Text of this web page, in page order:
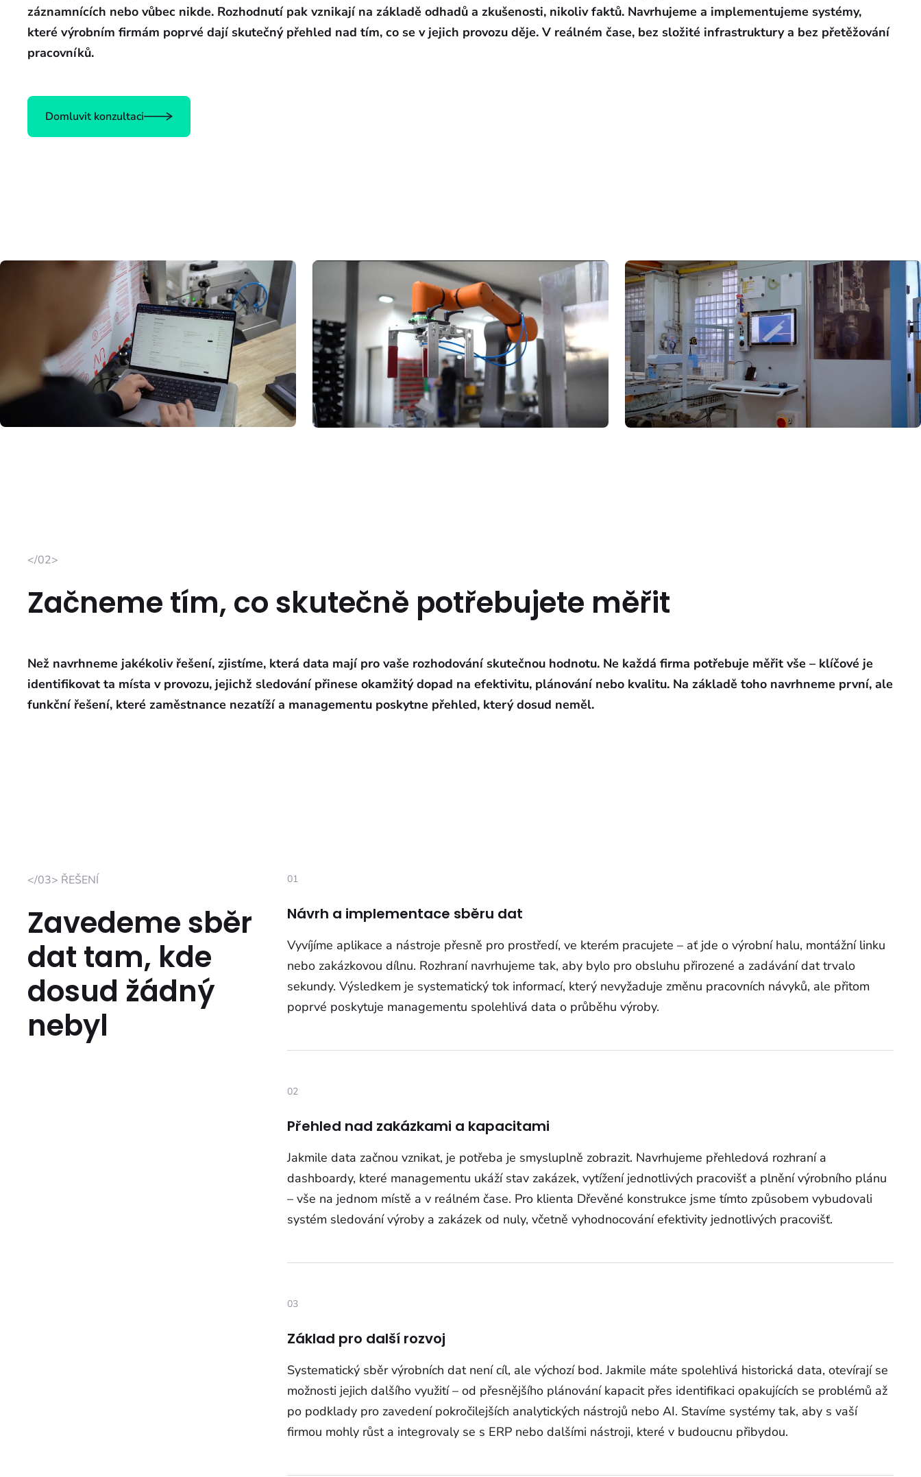
záznamnících nebo vůbec nikde. Rozhodnutí pak vznikají na základě odhadů a zkušenosti, nikoliv faktů. Navrhujeme a implementujeme systémy,
které výrobním firmám poprvé dají skutečný přehled nad tím, co se v jejich provozu děje. V reálném čase, bez složité infrastruktury a bez přetěžování
pracovníků.
Domluvit konzultaci
</02>
Začneme tím, co skutečně potřebujete měřit
Než navrhneme jakékoliv řešení, zjistíme, která data mají pro vaše rozhodování skutečnou hodnotu. Ne každá firma potřebuje měřit vše – klíčové je
identifikovat ta místa v provozu, jejichž sledování přinese okamžitý dopad na efektivitu, plánování nebo kvalitu. Na základě toho navrhneme první, ale
funkční řešení, které zaměstnance nezatíží a managementu poskytne přehled, který dosud neměl.
</03> ŘEŠENÍ
Zavedeme sběr
dat tam, kde
dosud žádný
nebyl
01
Návrh a implementace sběru dat
Vyvíjíme aplikace a nástroje přesně pro prostředí, ve kterém pracujete – ať jde o výrobní halu, montážní linku
nebo zakázkovou dílnu. Rozhraní navrhujeme tak, aby bylo pro obsluhu přirozené a zadávání dat trvalo
sekundy. Výsledkem je systematický tok informací, který nevyžaduje změnu pracovních návyků, ale přitom
poprvé poskytuje managementu spolehlivá data o průběhu výroby.
02
Přehled nad zakázkami a kapacitami
Jakmile data začnou vznikat, je potřeba je smysluplně zobrazit. Navrhujeme přehledová rozhraní a
dashboardy, které managementu ukáží stav zakázek, vytížení jednotlivých pracovišť a plnění výrobního plánu
– vše na jednom místě a v reálném čase. Pro klienta Dřevěné konstrukce jsme tímto způsobem vybudovali
systém sledování výroby a zakázek od nuly, včetně vyhodnocování efektivity jednotlivých pracovišť.
03
Základ pro další rozvoj
Systematický sběr výrobních dat není cíl, ale výchozí bod. Jakmile máte spolehlivá historická data, otevírají se
možnosti jejich dalšího využití – od přesnějšího plánování kapacit přes identifikaci opakujících se problémů až
po podklady pro zavedení pokročilejších analytických nástrojů nebo AI. Stavíme systémy tak, aby s vaší
firmou mohly růst a integrovaly se s ERP nebo dalšími nástroji, které v budoucnu přibydou.